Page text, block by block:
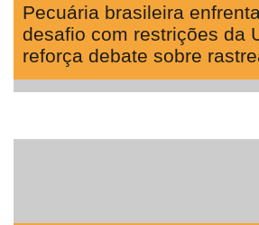
Pecuária brasileira
desafio com restrições da
reforça debate sobre